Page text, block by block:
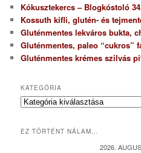
Kókusztekercs – Blogkóstoló
Kossuth kifli, glutén- és
Gluténmentes lekváros bukta,
Gluténmentes, paleo “cukros”
Gluténmentes krémes szilvás
KATEGÓRIA
K
e
EZ TÖRTÉNT NÁLAM…
2026.